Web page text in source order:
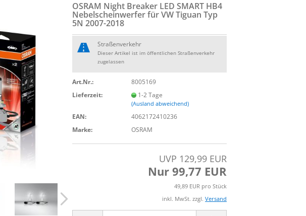
Passwort vergessen?OSRAM Night Brea­ker LED SMART HB4
Ne­bel­schein­wer­fer für VW Ti­gu­an Typ
5N 2007-​2018
Art.Nr.:
8005169
Lieferzeit:
1-2 Tage
(Ausland abweichend)
EAN:
4062172410236
Marke:
OSRAM
Straßenverkehr
Dieser Artikel ist im öffentlichen Straßenverkehr
zugelassen
UVP 129,99 EUR
Nur 99,77 EUR
49,89 EUR pro Stück
inkl. MwSt. zzgl. Versand